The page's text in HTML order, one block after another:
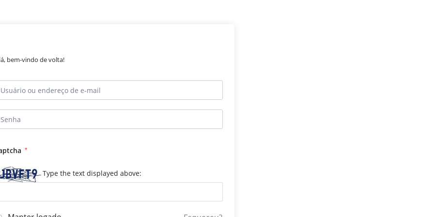
bem-vindo de volta!
*
Type the text displayed above: